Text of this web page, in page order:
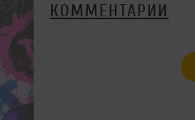
КОММЕНТАРИИ